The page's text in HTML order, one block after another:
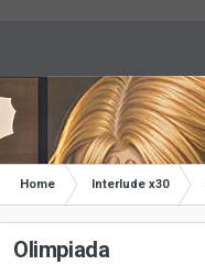
Home Interlude x30
Olimpiada